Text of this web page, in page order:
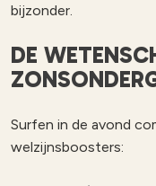
bijzonder.
DE
Surfen in de avond
welzijnsboosters: